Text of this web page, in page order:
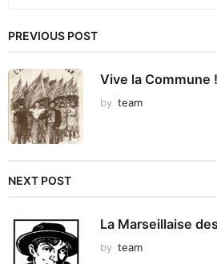
PREVIOUS POST
Vive la Commune !
by team
NEXT POST
La Marseillaise
by team